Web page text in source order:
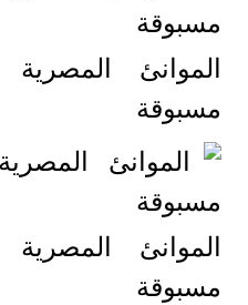
الموانئ
مسبوقة
الموانئ
مسبوقة